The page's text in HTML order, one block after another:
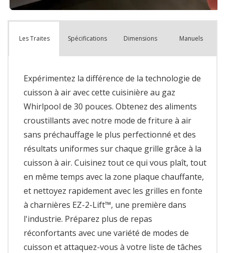
Les Traites Spécifications Dimensions Manuels
Expérimentez la différence de la technologie de
cuisson à air avec cette cuisinière au gaz
Whirlpool de 30 pouces. Obtenez des aliments
croustillants avec notre mode de friture à air
sans préchauffage le plus perfectionné et des
résultats uniformes sur chaque grille grâce à la
cuisson à air. Cuisinez tout ce qui vous plaît, tout
en même temps avec la zone plaque chauffante,
et nettoyez rapidement avec les grilles en fonte
à charnières EZ-2-Lift™, une première dans
l'industrie. Préparez plus de repas
réconfortants avec une variété de modes de
cuisson et attaquez-vous à votre liste de tâches